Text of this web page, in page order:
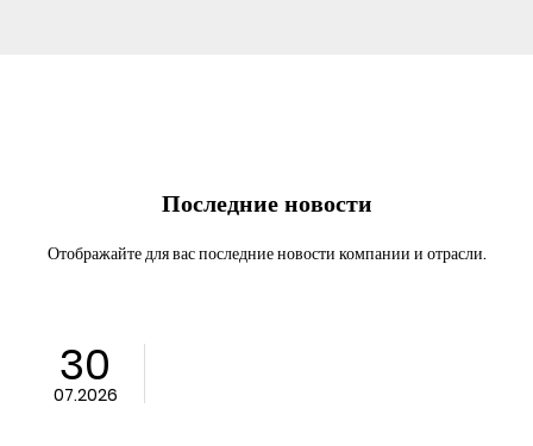
Последние новости
Отображайте для вас последние новости компании и отрасли.